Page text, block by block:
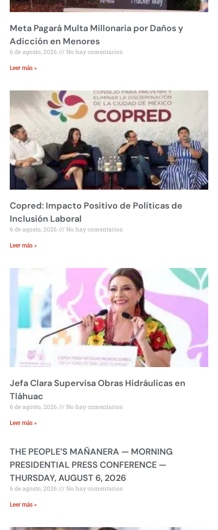
Meta Pagará Multa Millonaria por Daños y
Adicción en Menores
6 de agosto, 2026 No hay comentarios
Leer más »
Copred: Impacto Positivo de Políticas de
Inclusión Laboral
6 de agosto, 2026 No hay comentarios
Leer más »
Jefa Clara Supervisa Obras Hidráulicas en
Tláhuac
6 de agosto, 2026 No hay comentarios
Leer más »
THE PEOPLE’S MAÑANERA — MORNING
PRESIDENTIAL PRESS CONFERENCE —
THURSDAY, AUGUST 6, 2026
6 de agosto, 2026 No hay comentarios
Leer más »